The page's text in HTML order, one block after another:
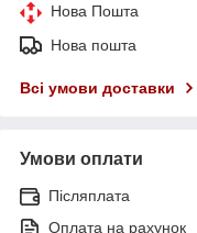
Нова Пошта
Нова пошта
Всі умови доставки
Умови оплати
Післяплата
Оплата на рахунок